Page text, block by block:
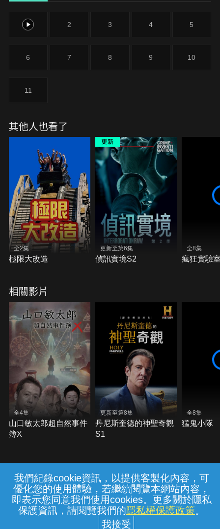
我們紀錄cookie資訊，以提供客製化內容，可
優化您的使用體驗，若繼續閱覽本網站內容，
即表示您同意我們使用cookies。更多關於隱私
保護資訊，請閱覽我們的隱私權保護政策。
探索各種有關死亡之後可能發生的奇特經驗，試圖理
解那超越現世的存在狀態。
1 2 3 4 5
6 7 8 9 10
11
其他人也看了
全2集
極限大改造
更新至第6集
偵訊實境S2
全8集
瘋狂實驗
相關影片
全4集
山口敏太郎超自然事件
簿X
更新至第8集
丹尼斯奎德的神聖奇觀
S1
全8集
猛鬼小隊
常見問題 線上客服 服務條款 隱私權保護
中華電信股份有限公司個人家庭分公司
(統一編號：96979949) © 2026
{{notifyMsg}}